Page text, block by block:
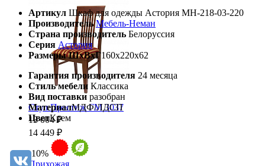
Стул Престиж ГМ 3037
13 004 ₽
14 449 ₽
-10%
Артикул Шкаф для одежды Астория МН-218-03-220
Производитель Мебель-Неман
Страна производитель Белоруссия
Серия Астория
Размеры ШхВхГ160х220х62
Гарантия производителя 24 месяца
Стиль мебели Классика
Вид поставки разобран
МатериалМДФ/ЛДСП
ЦветКрем